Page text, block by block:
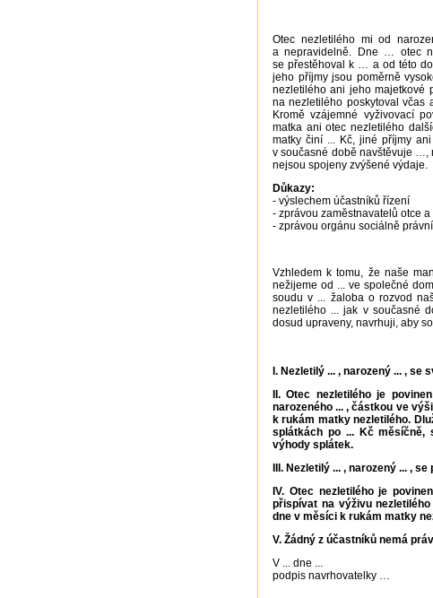
Otec nezletilého mi od
a nepravidelně. Dne … otec
se přestěhoval k … a od této
jeho příjmy jsou poměrně
nezletilého ani jeho majetkové
na nezletilého poskytoval
Kromě vzájemné vyživovací
matka ani otec nezletilého
matky činí ... Kč, jiné příjmy
v současné době navštěvuje …,
nejsou spojeny zvýšené výdaje.
Důkazy:
- výslechem účastníků řízení
- zprávou zaměstnavatelů otce
- zprávou orgánu sociálně
Vzhledem k tomu, že naše
nežijeme od ... ve společné
soudu v ... žaloba o rozvod
nezletilého ... jak v současné
dosud upraveny, navrhuji, aby
I. Nezletilý ... , narozený ... , se
II. Otec nezletilého je
narozeného ... , částkou ve
k rukám matky nezletilého.
splátkách po ... Kč měsíčně,
výhody splátek.
III. Nezletilý ... , narozený ... ,
IV. Otec nezletilého je
přispívat na výživu
dne v měsíci k rukám matky
V. Žádný z účastníků nemá
V ... dne ...
podpis navrhovatelky …